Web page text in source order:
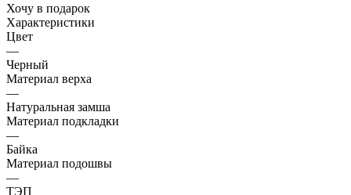
Хочу в подарок
Характеристики
Цвет
—
Черный
Материал верха
—
Натуральная замша
Материал подкладки
—
Байка
Материал подошвы
—
ТЭП